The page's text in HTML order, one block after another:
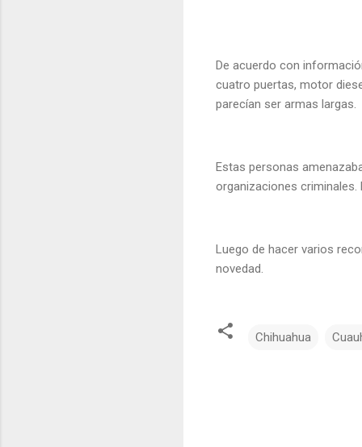
De acuerdo con
cuatro puertas, motor
parecían ser armas largas.
Estas personas
organizaciones criminales.
Luego de hacer varios
novedad.
Chihuahua